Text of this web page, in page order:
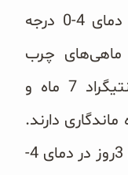
دارند. ماهی دودی تا 5 ماه در دمای 4-0 درجه
ماهی‌های چرب
منجمد در دمای 18- درجه سانتیگراد 7 ماه و
کم‌چرب منجمد 10 ماه ماندگاری دارند.
فیله ماهی با بسته‌بندی معمولی 3روز در دمای 4-